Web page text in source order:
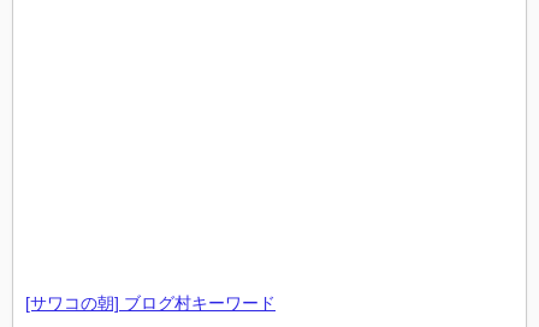
[サワコの朝] ブログ村キーワード